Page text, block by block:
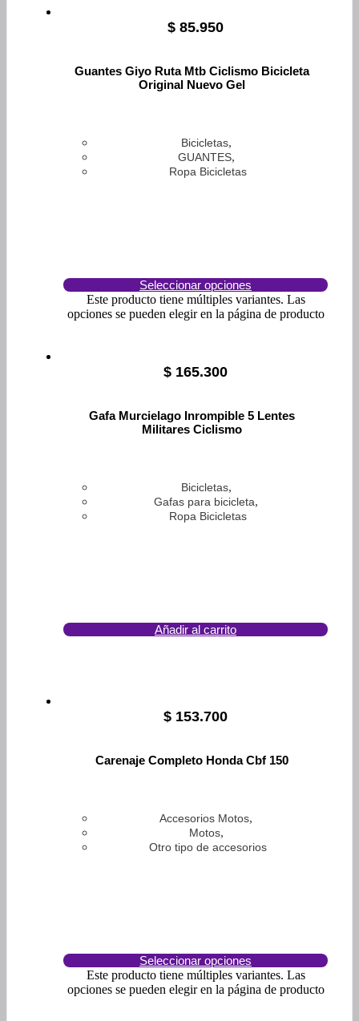
$ 85.950
Guantes Giyo Ruta Mtb Ciclismo Bicicleta
Original Nuevo Gel
Bicicletas,
GUANTES,
Ropa Bicicletas
Seleccionar opciones
Este producto tiene múltiples variantes. Las
opciones se pueden elegir en la página de producto
$ 165.300
Gafa Murcielago Inrompible 5 Lentes
Militares Ciclismo
Bicicletas,
Gafas para bicicleta,
Ropa Bicicletas
Añadir al carrito
$ 153.700
Carenaje Completo Honda Cbf 150
Accesorios Motos,
Motos,
Otro tipo de accesorios
Seleccionar opciones
Este producto tiene múltiples variantes. Las
opciones se pueden elegir en la página de producto